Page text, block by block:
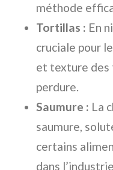
méthode
Tortillas : En
cruciale pour
et texture
perdure.
Saumure : La
saumure,
certains
dans